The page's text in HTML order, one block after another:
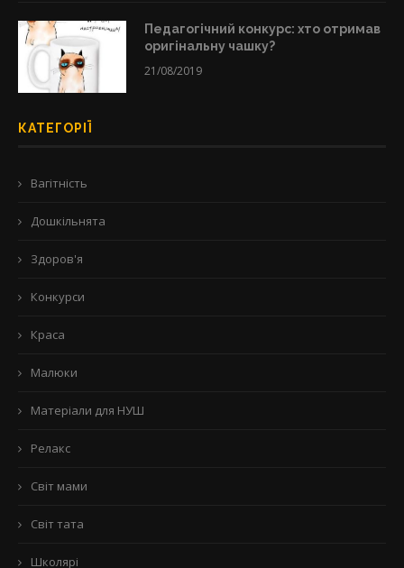
Педагогічний конкурс: хто отримав
оригінальну чашку?
21/08/2019
КАТЕГОРІЇ
Вагітність
Дошкільнята
Здоров'я
Конкурси
Краса
Малюки
Матеріали для НУШ
Релакс
Світ мами
Світ тата
Школярі